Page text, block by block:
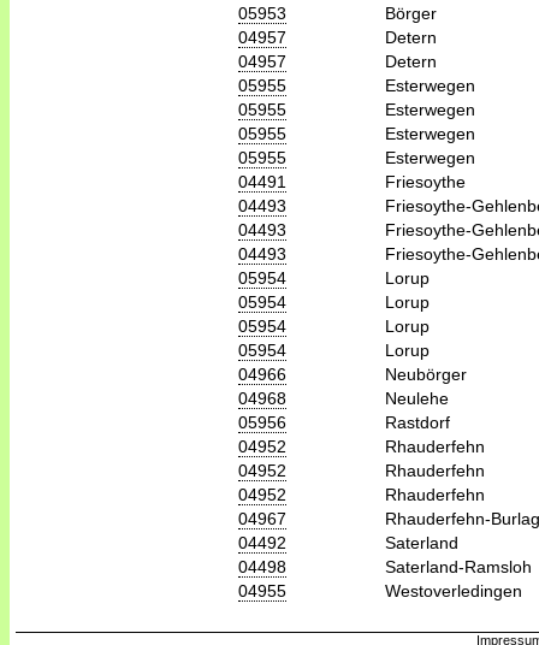
05953
Börger
04957
Detern
04957
Detern
05955
Esterwegen
05955
Esterwegen
05955
Esterwegen
05955
Esterwegen
04491
Friesoythe
04493
Friesoythe-
04493
Friesoythe-
04493
Friesoythe-
05954
Lorup
05954
Lorup
05954
Lorup
05954
Lorup
04966
Neubörger
04968
Neulehe
05956
Rastdorf
04952
Rhauderfehn
04952
Rhauderfehn
04952
Rhauderfehn
04967
Rhauderfehn-
04492
Saterland
04498
Saterland-Ramsloh
04955
Westoverledingen